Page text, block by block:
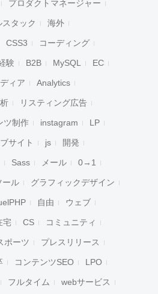
プロダクトマネージャー
スタック 海外
CSS3 コーディング
験 B2B MySQL EC
ィア Analytics
リスティング広告
ツ制作 instagram LP
サイト js 開発
Sass メール 0→1
ール グラフィックデザイン
自由 ウェブ
宅 CS コミュニティ
ポーツ プレスリリース
コンテンツSEO LPO
フルタイム webサービス